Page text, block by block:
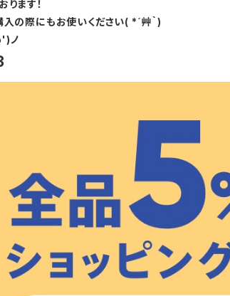
ます！
入の際にもお使いください( *´艸｀)
ノ